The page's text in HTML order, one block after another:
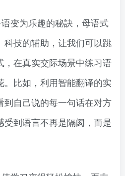
变为乐趣的秘訣，母语式
科技的辅助，让我们可以跳
，在真实交际场景中练习语
比如，利用智能翻译的实
到自己说的每一句话在对方
到语言不再是隔阂，而是